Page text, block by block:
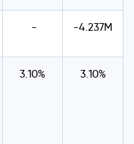
- -4.237M
3.10% 3.10%